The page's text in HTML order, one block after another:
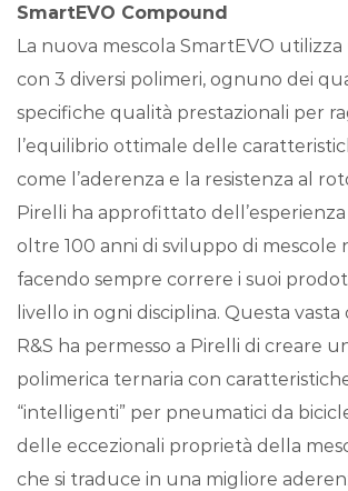
SmartEVO Compound
La nuova mescola SmartEVO utilizza
con 3 diversi polimeri, ognuno dei
specifiche qualità prestazionali per
l’equilibrio ottimale delle
come l’aderenza e la resistenza al
Pirelli ha approfittato
oltre 100 anni di sviluppo di mescole
facendo sempre correre i suoi
livello in ogni disciplina. Questa vasta
R&S ha permesso a Pirelli di creare
polimerica ternaria con
“intelligenti” per pneumatici da
delle eccezionali proprietà della
che si traduce in una migliore